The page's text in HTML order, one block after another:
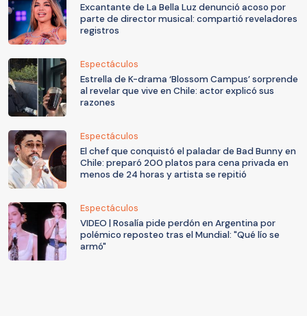
Excantante de La Bella Luz denunció acoso por
parte de director musical: compartió reveladores
registros
Espectáculos
Estrella de K-drama ‘Blossom Campus’ sorprende
al revelar que vive en Chile: actor explicó sus
razones
Espectáculos
El chef que conquistó el paladar de Bad Bunny en
Chile: preparó 200 platos para cena privada en
menos de 24 horas y artista se repitió
Espectáculos
VIDEO | Rosalía pide perdón en Argentina por
polémico reposteo tras el Mundial: "Qué lío se
armó"